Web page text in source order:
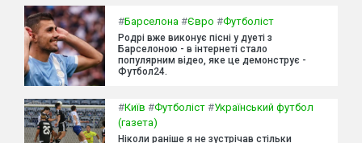
#Барселона #Євро #Футболіст
Родрі вже виконує пісні у дуеті з
Барселоною - в інтернеті стало
популярним відео, яке це демонструє -
Футбол24.
#Київ #Футболіст #Український футбол
(газета)
Ніколи раніше я не зустрічав стільки